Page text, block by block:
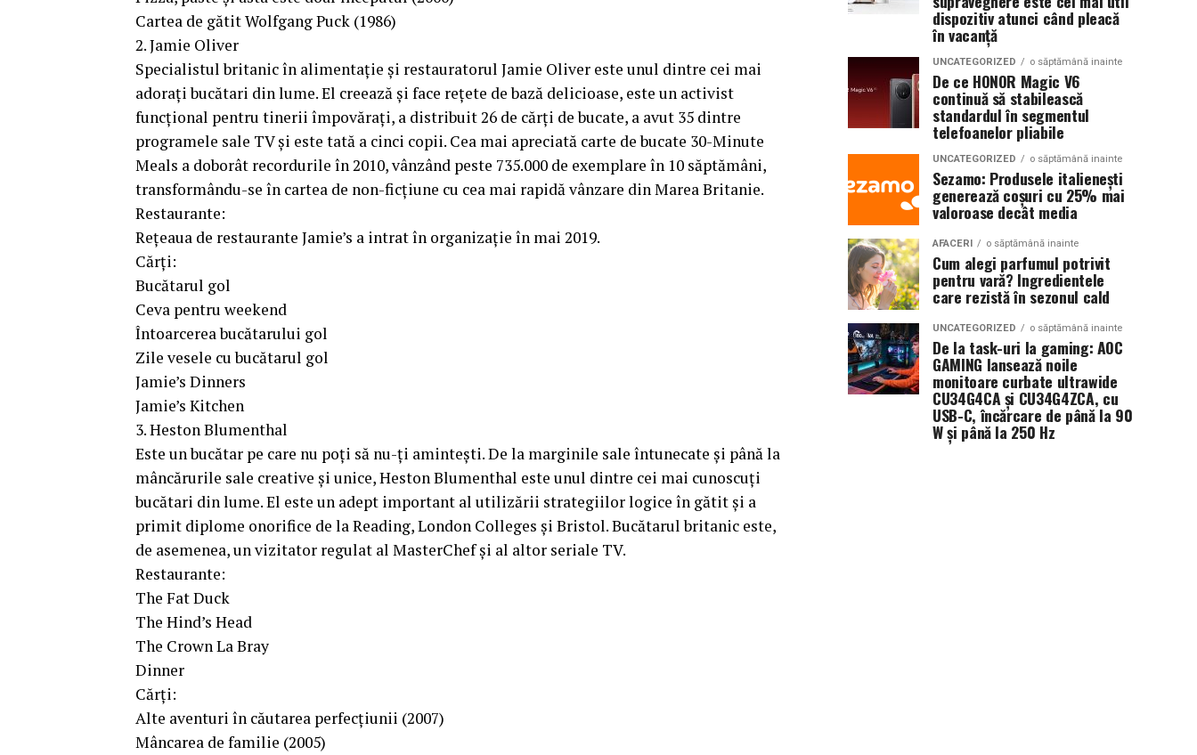
Cartea de gătit Wolfgang Puck (1986)
2. Jamie Oliver
Specialistul britanic în alimentație și restauratorul Jamie Oliver este unul dintre cei mai
adorați bucătari din lume. El creează și face rețete de bază delicioase, este un activist
funcțional pentru tinerii împovărați, a distribuit 26 de cărți de bucate, a avut 35 dintre
programele sale TV și este tată a cinci copii. Cea mai apreciată carte de bucate 30-Minute
Meals a doborât recordurile în 2010, vânzând peste 735.000 de exemplare în 10 săptămâni,
transformându-se în cartea de non-ficțiune cu cea mai rapidă vânzare din Marea Britanie.
Restaurante:
Rețeaua de restaurante Jamie’s a intrat în organizație în mai 2019.
Cărți:
Bucătarul gol
Ceva pentru weekend
Întoarcerea bucătarului gol
Zile vesele cu bucătarul gol
Jamie’s Dinners
Jamie’s Kitchen
3. Heston Blumenthal
Este un bucătar pe care nu poți să nu-ți amintești. De la marginile sale întunecate și până la
mâncărurile sale creative și unice, Heston Blumenthal este unul dintre cei mai cunoscuți
bucătari din lume. El este un adept important al utilizării strategiilor logice în gătit și a
primit diplome onorifice de la Reading, London Colleges și Bristol. Bucătarul britanic este,
de asemenea, un vizitator regulat al MasterChef și al altor seriale TV.
Restaurante:
The Fat Duck
The Hind’s Head
The Crown La Bray
Dinner
Cărți:
Alte aventuri în căutarea perfecțiunii (2007)
Mâncarea de familie (2005)
dispozitiv atunci când pleacă
în vacanță
UNCATEGORIZED o săptămână inainte
De ce HONOR Magic V6
continuă să stabilească
standardul în segmentul
telefoanelor pliabile
UNCATEGORIZED o săptămână inainte
Sezamo: Produsele italienești
generează coșuri cu 25% mai
valoroase decât media
AFACERI o săptămână inainte
Cum alegi parfumul potrivit
pentru vară? Ingredientele
care rezistă în sezonul cald
UNCATEGORIZED o săptămână inainte
De la task-uri la gaming: AOC
GAMING lansează noile
monitoare curbate ultrawide
CU34G4CA și CU34G4ZCA, cu
USB-C, încărcare de până la 90
W și până la 250 Hz